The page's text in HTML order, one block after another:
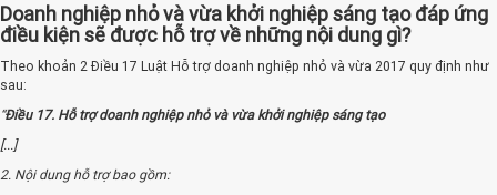
Doanh nghiệp nhỏ và vừa khởi nghiệp sáng tạo đáp ứng
điều kiện sẽ được hỗ trợ về những nội dung gì?
Theo khoản 2 Điều 17 Luật Hỗ trợ doanh nghiệp nhỏ và vừa 2017 quy định như
sau:
“Điều 17. Hỗ trợ doanh nghiệp nhỏ và vừa khởi nghiệp sáng tạo
[...]
2. Nội dung hỗ trợ bao gồm: